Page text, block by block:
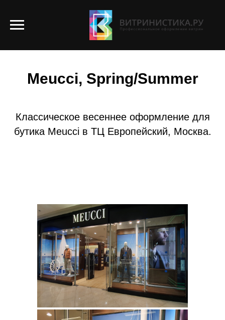
ОФОРМЛЕНИЕ ВИТРИН
Meucci, Spring/Summer
Классическое весеннее оформление для
бутика Meucci в ТЦ Европейский, Москва.